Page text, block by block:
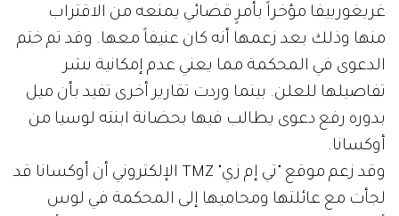
غريغورييفا مؤخراً بأمرٍ قضائي يمنعه من الاقتراب
منها وذلك بعد زعمها أنه كان عنيفاً معها. وقد تم ختم
الدعوى في المحكمة مما يعني عدم إمكانية نشر
تفاصيلها للعلن. بينما وردت تقارير أخرى تفيد بأن ميل
بدوره رفع دعوى يطالب فيها بحضانة ابنته لوسيا من
أوكسانا.
وقد زعم موقع "تي إم زي" TMZ الإلكتروني أن أوكسانا قد
لجأت مع عائلتها ومحاميها إلى المحكمة في لوس